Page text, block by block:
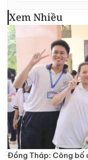
Xem Nhiều
Đồng Tháp: Công bố